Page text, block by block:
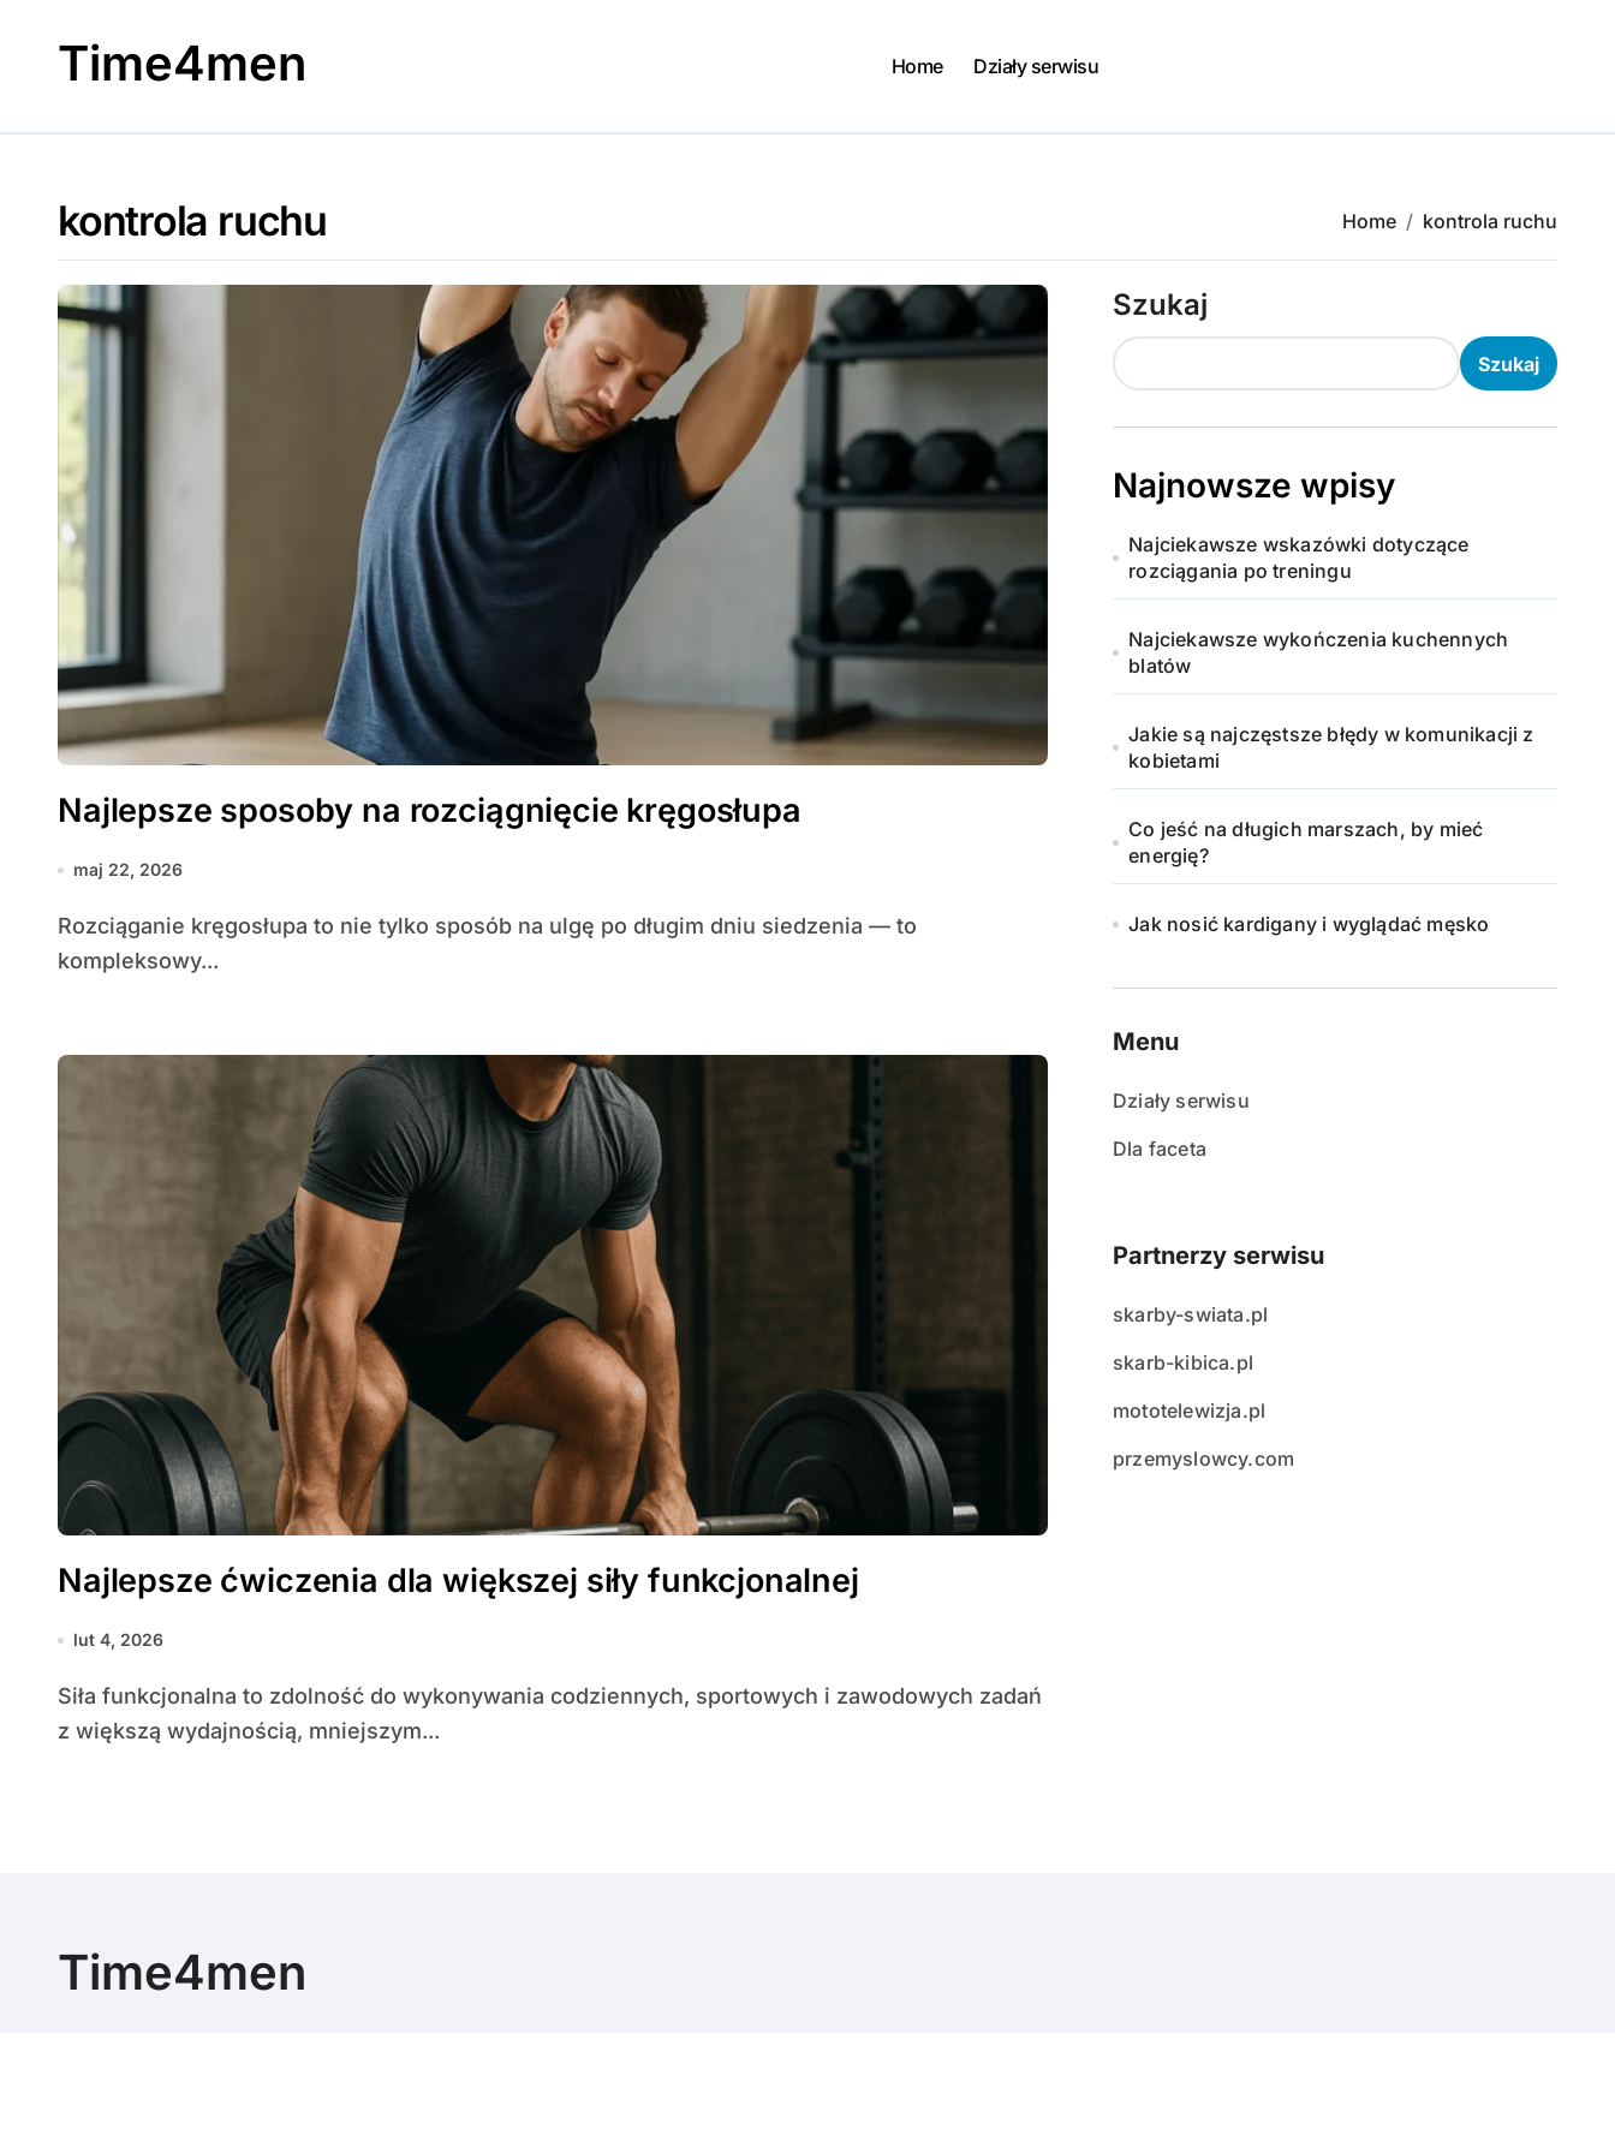
Time4men Home Działy serwisu
kontrola ruchu Home kontrola ruchu
Najlepsze sposoby na rozciągnięcie kręgosłupa
maj 22, 2026
Rozciąganie kręgosłupa to nie tylko sposób na ulgę po długim dniu siedzenia — to
kompleksowy...
Najlepsze ćwiczenia dla większej siły funkcjonalnej
lut 4, 2026
Siła funkcjonalna to zdolność do wykonywania codziennych, sportowych i zawodowych zadań
z większą wydajnością, mniejszym...
Szukaj
Szukaj
Najnowsze wpisy
Najciekawsze wskazówki dotyczące
rozciągania po treningu
Najciekawsze wykończenia kuchennych
blatów
Jakie są najczęstsze błędy w komunikacji z
kobietami
Co jeść na długich marszach, by mieć
energię?
Jak nosić kardigany i wyglądać męsko
Menu
Działy serwisu
Dla faceta
Partnerzy serwisu
skarby-swiata.pl
skarb-kibica.pl
mototelewizja.pl
przemyslowcy.com
Time4men